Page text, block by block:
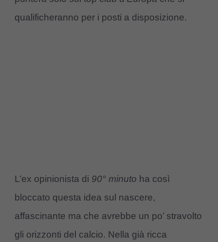
qualificheranno per i posti a disposizione.
L’ex opinionista di 90° minuto ha così
bloccato questa idea sul nascere,
affascinante ma che avrebbe un po’ stravolto
gli orizzonti del calcio. Nella già ricca